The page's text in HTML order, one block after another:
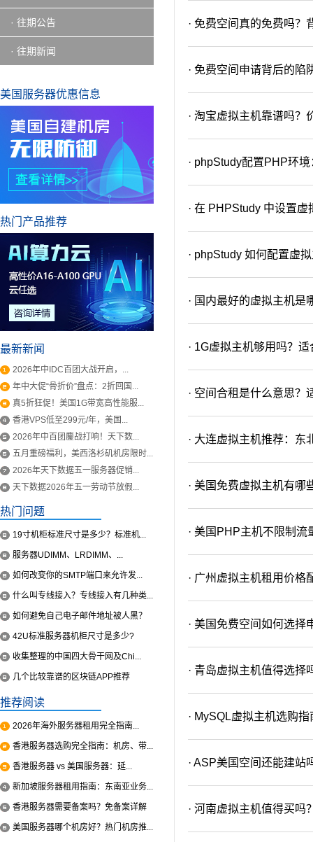
· 往期公告
· 往期新闻
美国服务器优惠信息
热门产品推荐
最新新闻
2026年中IDC百团大战开启，...
年中大促“骨折价”盘点：2折回国...
真5折狂促！美国1G带宽高性能服...
香港VPS低至299元/年，美国...
2026年中百团鏖战打响！天下数...
五月重磅福利，美西洛杉矶机房限时...
2026年天下数据五一服务器促销...
天下数据2026年五一劳动节放假...
热门问题
19寸机柜标准尺寸是多少？标准机...
服务器UDIMM、LRDIMM、...
如何改变你的SMTP端口来允许发...
什么叫专线接入？专线接入有几种类...
如何避免自己电子邮件地址被人黑？
42U标准服务器机柜尺寸是多少?
收集整理的中国四大骨干网及Chi...
几个比较靠谱的区块链APP推荐
推荐阅读
2026年海外服务器租用完全指南...
香港服务器选购完全指南：机房、带...
香港服务器 vs 美国服务器：延...
新加坡服务器租用指南：东南亚业务...
香港服务器需要备案吗？免备案详解
美国服务器哪个机房好？热门机房推...
· 免费空间真的免费吗？
· 免费空间申请背后的陷
· 淘宝虚拟主机靠谱吗？
· phpStudy配置PHP环
· 在 PHPStudy 中设置
· phpStudy 如何配置虚
· 国内最好的虚拟主机是
· 1G虚拟主机够用吗？
· 空间合租是什么意思？
· 大连虚拟主机推荐：东
· 美国免费虚拟主机有哪
· 美国PHP主机不限制流
· 广州虚拟主机租用价格
· 美国免费空间如何选择
· 青岛虚拟主机值得选择
· MySQL虚拟主机选购指
· ASP美国空间还能建站
· 河南虚拟主机值得买吗